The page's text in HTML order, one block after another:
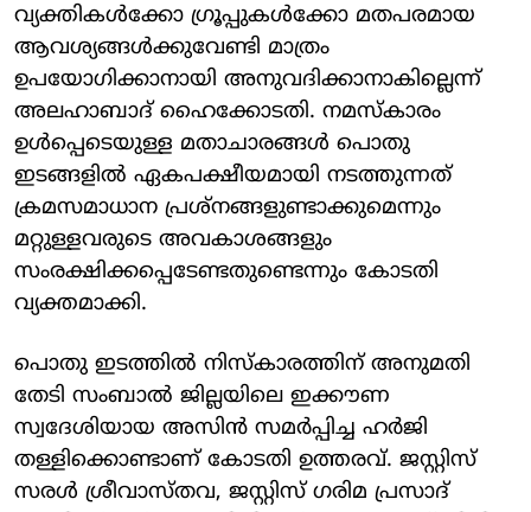
വ്യക്തികള്‍ക്കോ ഗ്രൂപ്പുകള്‍ക്കോ മതപരമായ
ആവശ്യങ്ങള്‍ക്കുവേണ്ടി മാത്രം
ഉപയോഗിക്കാനായി അനുവദിക്കാനാകില്ലെന്ന്
അലഹാബാദ് ഹൈക്കോടതി. നമസ്‌കാരം
ഉള്‍പ്പെടെയുള്ള മതാചാരങ്ങള്‍ പൊതു
ഇടങ്ങളില്‍ ഏകപക്ഷീയമായി നടത്തുന്നത്
ക്രമസമാധാന പ്രശ്‌നങ്ങളുണ്ടാക്കുമെന്നും
മറ്റുള്ളവരുടെ അവകാശങ്ങളും
സംരക്ഷിക്കപ്പെടേണ്ടതുണ്ടെന്നും കോടതി
വ്യക്തമാക്കി.
പൊതു ഇടത്തില്‍ നിസ്കാരത്തിന് അനുമതി
തേടി സംബാല്‍ ജില്ലയിലെ ഇക്കൗണ
സ്വദേശിയായ അസിന്‍ സമര്‍പ്പിച്ച ഹര്‍ജി
തള്ളിക്കൊണ്ടാണ് കോടതി ഉത്തരവ്. ജസ്റ്റിസ്
സരള്‍ ശ്രീവാസ്തവ, ജസ്റ്റിസ് ഗരിമ പ്രസാദ്